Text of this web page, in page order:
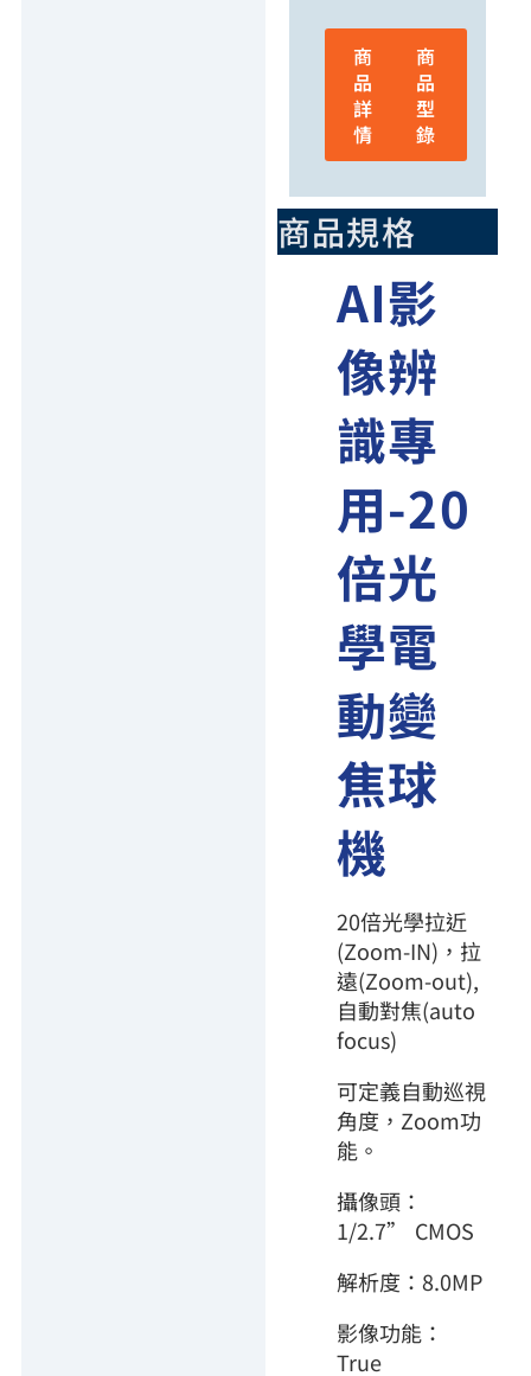
商
品
詳
情
商
品
型
錄
商品規格
AI影
像辨
識專
用-20
倍光
學電
動變
焦球
機
20倍光學拉近
(Zoom-IN)，拉
遠(Zoom-out),
自動對焦(auto
focus)
可定義自動巡視
角度，Zoom功
能。
攝像頭：
1/2.7” CMOS
解析度：8.0MP
影像功能：
True